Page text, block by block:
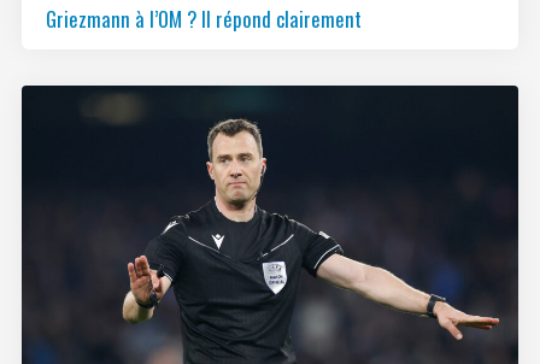
Griezmann à l’OM ? Il répond clairement